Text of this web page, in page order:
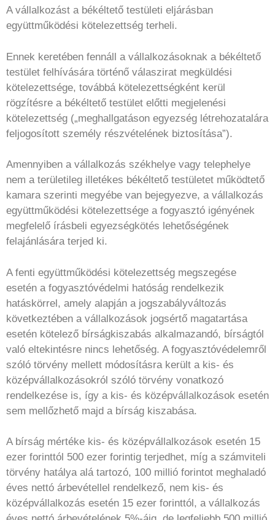
A vállalkozást a békéltető testületi eljárásban
együttműködési kötelezettség terheli.
Ennek keretében fennáll a vállalkozásoknak a békéltető
testület felhívására történő válaszirat megküldési
kötelezettsége, továbbá kötelezettségként kerül
rögzítésre a békéltető testület előtti megjelenési
kötelezettség („meghallgatáson egyezség létrehozatalára
feljogosított személy részvételének biztosítása”).
Amennyiben a vállalkozás székhelye vagy telephelye
nem a területileg illetékes békéltető testületet működtető
kamara szerinti megyébe van bejegyezve, a vállalkozás
együttműködési kötelezettsége a fogyasztó igényének
megfelelő írásbeli egyezségkötés lehetőségének
felajánlására terjed ki.
A fenti együttműködési kötelezettség megszegése
esetén a fogyasztóvédelmi hatóság rendelkezik
hatáskörrel, amely alapján a jogszabályváltozás
következtében a vállalkozások jogsértő magatartása
esetén kötelező bírságkiszabás alkalmazandó, bírságtól
való eltekintésre nincs lehetőség. A fogyasztóvédelemről
szóló törvény mellett módosításra került a kis- és
középvállalkozásokról szóló törvény vonatkozó
rendelkezése is, így a kis- és középvállalkozások esetén
sem mellőzhető majd a bírság kiszabása.
A bírság mértéke kis- és középvállalkozások esetén 15
ezer forinttól 500 ezer forintig terjedhet, míg a számviteli
törvény hatálya alá tartozó, 100 millió forintot meghaladó
éves nettó árbevétellel rendelkező, nem kis- és
középvállalkozás esetén 15 ezer forinttól, a vállalkozás